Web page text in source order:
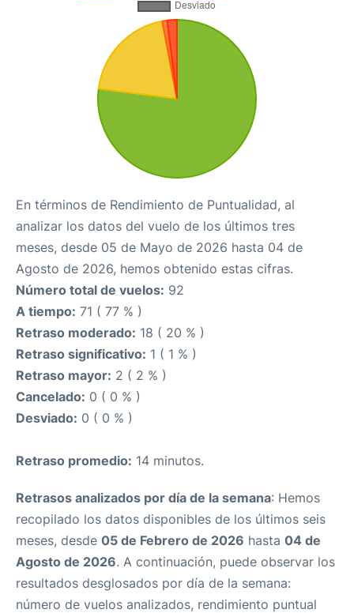
En términos de Rendimiento de Puntualidad, al
analizar los datos del vuelo de los últimos tres
meses, desde 05 de Mayo de 2026 hasta 04 de
Agosto de 2026, hemos obtenido estas cifras.
Número total de vuelos: 92
A tiempo: 71 ( 77 % )
Retraso moderado: 18 ( 20 % )
Retraso significativo: 1 ( 1 % )
Retraso mayor: 2 ( 2 % )
Cancelado: 0 ( 0 % )
Desviado: 0 ( 0 % )
Retraso promedio: 14 minutos.
Retrasos analizados por día de la semana: Hemos
recopilado los datos disponibles de los últimos seis
meses, desde 05 de Febrero de 2026 hasta 04 de
Agosto de 2026. A continuación, puede observar los
resultados desglosados por día de la semana:
número de vuelos analizados, rendimiento puntual